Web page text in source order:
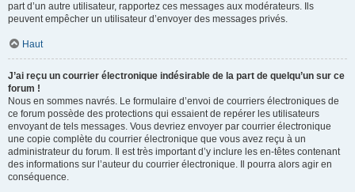
part d’un autre utilisateur, rapportez ces messages aux modérateurs. Ils
peuvent empêcher un utilisateur d’envoyer des messages privés.
Haut
J’ai reçu un courrier électronique indésirable de la part de quelqu’un sur ce
forum !
Nous en sommes navrés. Le formulaire d’envoi de courriers électroniques de
ce forum possède des protections qui essaient de repérer les utilisateurs
envoyant de tels messages. Vous devriez envoyer par courrier électronique
une copie complète du courrier électronique que vous avez reçu à un
administrateur du forum. Il est très important d’y inclure les en-têtes contenant
des informations sur l’auteur du courrier électronique. Il pourra alors agir en
conséquence.